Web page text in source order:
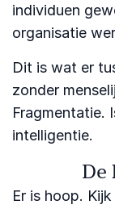
individuen
organisatie
Dit is wat er
zonder
Fragmentatie.
intelligentie.
De
Er is hoop.